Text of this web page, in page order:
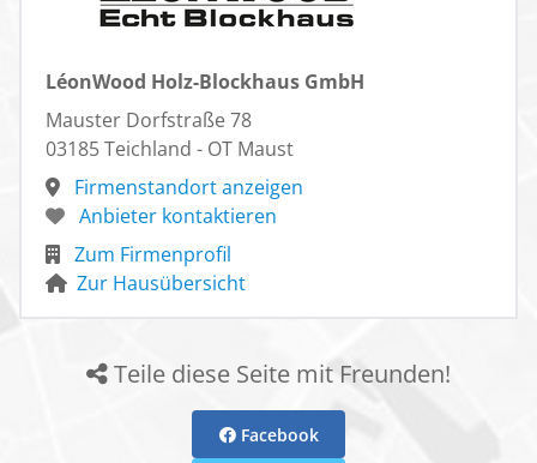
LéonWood Holz-Blockhaus GmbH
Mauster Dorfstraße 78
03185 Teichland - OT Maust
Firmenstandort anzeigen
Anbieter kontaktieren
Zum Firmenprofil
Zur Hausübersicht
Teile diese Seite mit Freunden!
Facebook